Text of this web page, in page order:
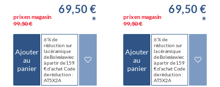
prix en magasin
99,50 €
69,50 €
*
Ajouter
au
panier
6 % de
réduction sur
la céramique
de Bolesławiec
à partir de 159
€ d'achat Code
de réduction :
AT5X2A
prix en magasin
99,50 €
69,50 €
*
Ajouter
au
panier
6 % de
réduction sur
la céramique
de Bolesławiec
à partir de 159
€ d'achat Code
de réduction :
AT5X2A